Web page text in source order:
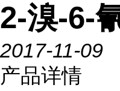
2-溴-6-
2017-11-09
产品详情